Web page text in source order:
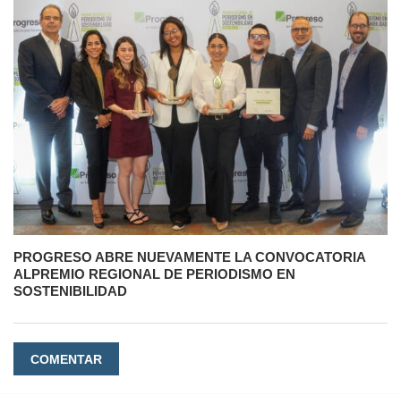
PROGRESO ABRE NUEVAMENTE LA CONVOCATORIA
ALPREMIO REGIONAL DE PERIODISMO EN
SOSTENIBILIDAD
COMENTAR